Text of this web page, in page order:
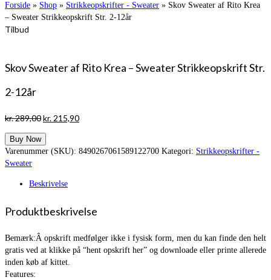
Forside » Shop » Strikkeopskrifter - Sweater » Skov Sweater af Rito Krea
– Sweater Strikkeopskrift Str. 2-12år
Tilbud
Skov Sweater af Rito Krea – Sweater Strikkeopskrift Str.
2-12år
kr.289,00Den
pris
var:
kr. 215,90Den
er:
Buy Now
Varenummer (SKU): 8490267061589122700 Kategori: Strikkeopskrifter -
Sweater
Beskrivelse
Produktbeskrivelse
Bemærk:Â opskrift medfølger ikke i fysisk form, men du kan finde den helt
gratis ved at klikke på “hent opskrift her” og downloade eller printe allerede
inden køb af kittet.
Features: